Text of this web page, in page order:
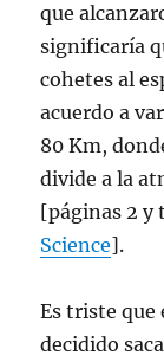
que
significaría
cohetes al
acuerdo a
80 Km,
divide a la
[páginas 2
Science].
Es triste que
decidido